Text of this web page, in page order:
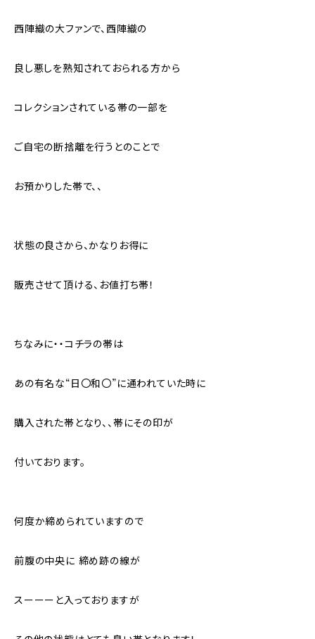
西陣織の大ファンで、西陣織の
良し悪しを熟知されておられる方から
コレクションされている帯の一部を
ご自宅の断捨離を行うとのことで
お預かりした帯で、、
状態の良さから、かなりお得に
販売させて頂ける、お値打ち帯！
ちなみに・・コチラの帯は
あの有名な“日〇和〇”に通われていた時に
購入された帯となり、、帯にその印が
付いております。
何度か締められていますので
前腹の中央に 締め跡の線が
スーーーと入っておりますが